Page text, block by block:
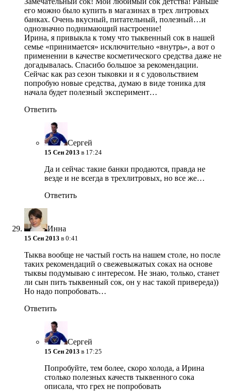
его можно было купить в магазинах в трех литровых
банках. Очень вкусный, питательный, полезный…и
однозначно поднимающий настроение!
Ирина, я привыкла к тому что тыквенный сок в нашей
семье «принимается» исключительно «внутрь», а вот о
применении в качестве косметического средства даже не
догадывалась. Спасибо большое за рекомендации.
Сейчас как раз сезон тыковки и я с удовольствием
попробую новые средства, думаю в виде тоника для
начала будет полезный эксперимент…
Ответить
Сергей
15 Сен 2013 в 17:24
Да и сейчас такие банки продаются, правда не
везде и не всегда в трехлитровых, но все же…
Ответить
Инна
15 Сен 2013 в 0:41
Тыква вообще не частый гость на нашем столе, но после
таких рекомендаций о свежевыжатых соках на основе
тыквы подумываю с интересом. Не знаю, только, станет
ли сын пить тыквенный сок, он у нас такой привереда))
Но надо попробовать…
Ответить
Сергей
15 Сен 2013 в 17:25
Попробуйте, тем более, скоро холода, а Ирина
столько полезных качеств тыквенного сока
описала, что грех не попробовать